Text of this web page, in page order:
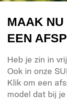
MAAK NU
EEN
Heb je zin in
Ook in onze
Klik om een
model dat bij